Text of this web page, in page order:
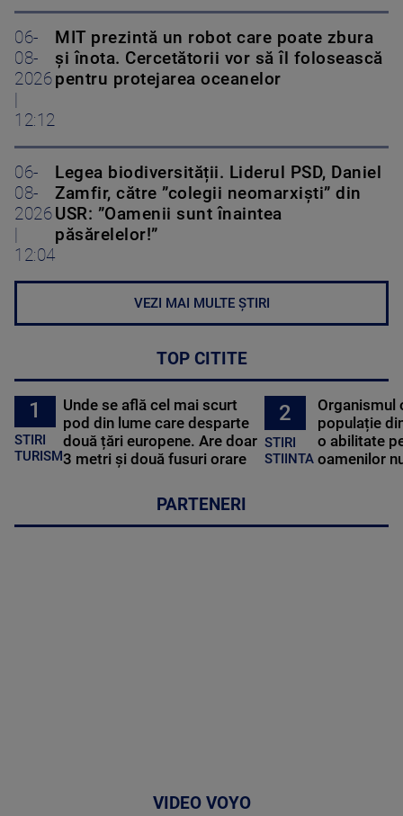
06-
08-
2026
12:12
MIT prezintă un robot care poate zbura
și înota. Cercetătorii vor să îl folosească
pentru protejarea oceanelor
06-
08-
2026
12:04
Legea biodiversității. Liderul PSD, Daniel
Zamfir, către ”colegii neomarxiști” din
USR: ”Oamenii sunt înaintea
păsărelelor!”
VEZI MAI MULTE ȘTIRI
TOP CITITE
1
STIRI
TURISM
Unde se află cel mai scurt
pod din lume care desparte
două țări europene. Are doar
3 metri și două fusuri orare
2
STIRI
STIINTA
Organismul
populație
o abilitate
oamenilor
PARTENERI
VIDEO VOYO